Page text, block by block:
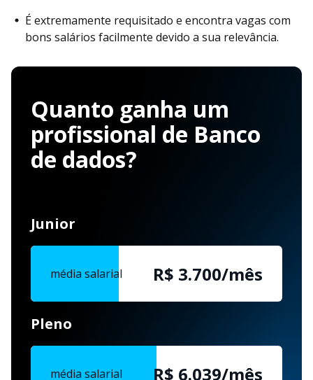
É extremamente requisitado e encontra vagas com
bons salários facilmente devido a sua relevância.
Quanto ganha um
profissional de Banco
de dados?
Junior
média salarial R$ 3.700/mês
Pleno
média salarial R$ 6.039/mês